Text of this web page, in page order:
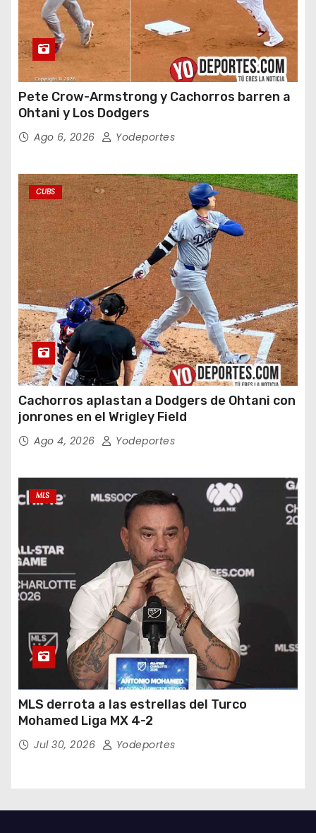
Pete Crow-Armstrong y Cachorros barren a
Ohtani y Los Dodgers
Ago 6, 2026 Yodeportes
CUBS
Cachorros aplastan a Dodgers de Ohtani con
jonrones en el Wrigley Field
Ago 4, 2026 Yodeportes
MLS
MLS derrota a las estrellas del Turco
Mohamed Liga MX 4-2
Jul 30, 2026 Yodeportes